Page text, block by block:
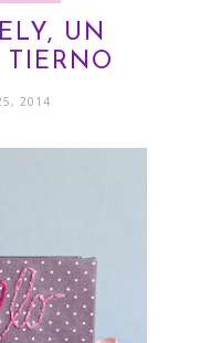
UN
2014